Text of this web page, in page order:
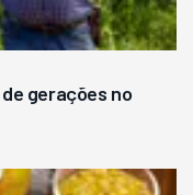
gerações no